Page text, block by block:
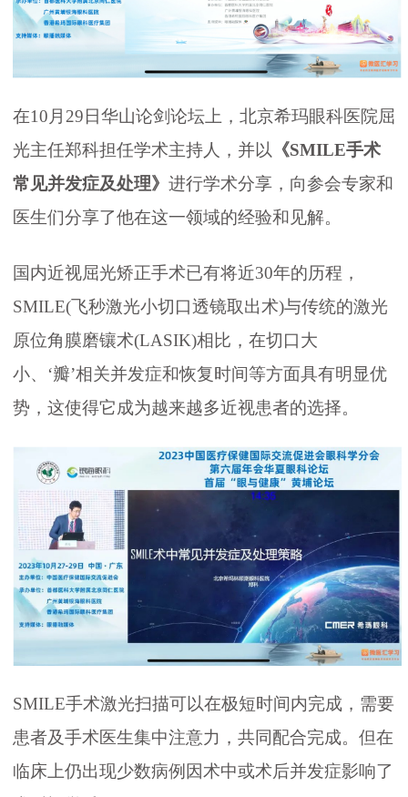
在10月29日华山论剑论坛上，北京希玛眼科医院屈
光主任郑科担任学术主持人，并以 《SMILE手术
常见并发症及处理》 进行学术分享，向参会专家和
医生们分享了他在这一领域的经验和见解。
国内近视屈光矫正手术已有将近30年的历程，
SMILE(飞秒激光小切口透镜取出术)与传统的激光
原位角膜磨镶术(LASIK)相比，在切口大
小、‘瓣’相关并发症和恢复时间等方面具有明显优
势，这使得它成为越来越多近视患者的选择。
SMILE手术激光扫描可以在极短时间内完成，需要
患者及手术医生集中注意力，共同配合完成。但在
临床上仍出现少数病例因术中或术后并发症影响了